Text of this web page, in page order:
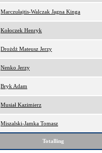
Marczułajtis-Walczak Jagna Kinga
Kołoczek Henryk
Drożdż Mateusz Jerzy
Nenko Jerzy
Bryk Adam
Musiał Kazimierz
Miszalski-Jamka Tomasz
Totalling